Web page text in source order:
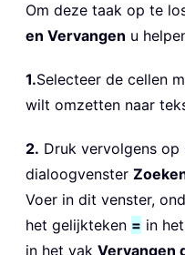
Om deze taak op te
en Vervangen u
1.Selecteer de cellen
wilt omzetten naar
2. Druk vervolgens op
dialoogvenster
Voer in dit venster,
het gelijkteken = in
in het vak Vervangen